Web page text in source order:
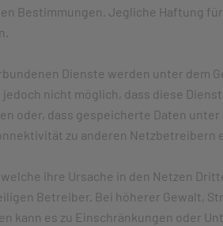
Bestimmungen. Jegliche Haftung
Dienste werden unter
nicht möglich, dass diese
oder, dass gespeicherte Daten
zu anderen Netzbetreibern
ihre Ursache in den Netzen
Betreiber. Bei höherer Gewalt,
kann es zu Einschränkungen oder